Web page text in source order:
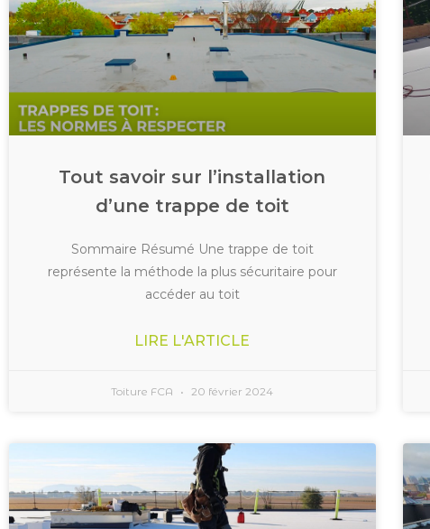
Tout savoir sur l’installation
d’une trappe de toit
Sommaire Résumé Une trappe de toit
représente la méthode la plus sécuritaire pour
accéder au toit
LIRE L'ARTICLE
Toiture FCA 20 février 2024